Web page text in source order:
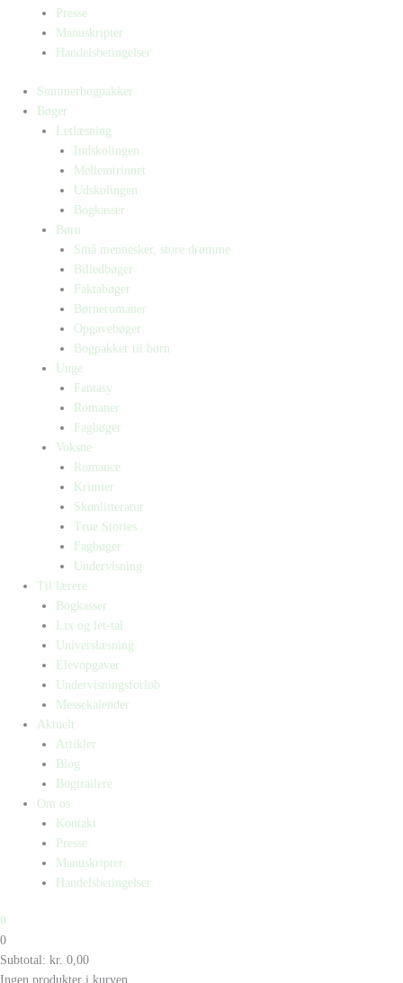
Presse
Manuskripter
Handelsbetingelser
Sommerbogpakker
Bøger
Letlæsning
Indskolingen
Mellemtrinnet
Udskolingen
Bogkasser
Børn
Små mennesker, store drømme
Billedbøger
Faktabøger
Børneromaner
Opgavebøger
Bogpakker til børn
Unge
Fantasy
Romaner
Fagbøger
Voksne
Romance
Krimier
Skønlitteratur
True Stories
Fagbøger
Undervisning
Til lærere
Bogkasser
Lix og let-tal
Universlæsning
Elevopgaver
Undervisningsforløb
Messekalender
Aktuelt
Artikler
Blog
Bogtrailere
Om os
Kontakt
Presse
Manuskripter
Handelsbetingelser
0
0
Subtotal: kr. 0,00
Ingen produkter i kurven